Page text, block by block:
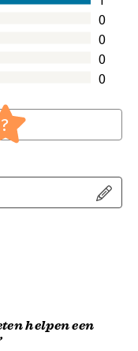
al een
om te
anders denken en
Heinz
0
0
0
0
?
helpen een